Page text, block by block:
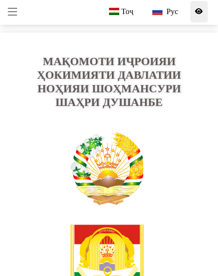
Тоҷ Рус
МАҚОМОТИ ИҶРОИЯИ
ҲОКИМИЯТИ ДАВЛАТИИ
НОҲИЯИ ШОҲМАНСУРИ
ШАҲРИ ДУШАНБЕ